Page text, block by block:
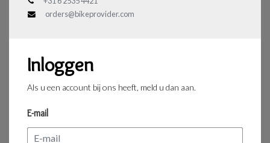
orders@bikeprovider.com
Inloggen
Als u een account bij ons heeft, meld u dan aan.
E-mail